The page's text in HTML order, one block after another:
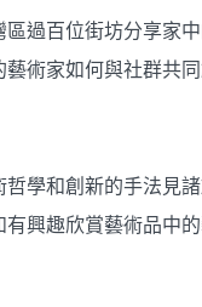
過百位街坊分享家
術家如何與社群共
學和創新的手法見
興趣欣賞藝術品中